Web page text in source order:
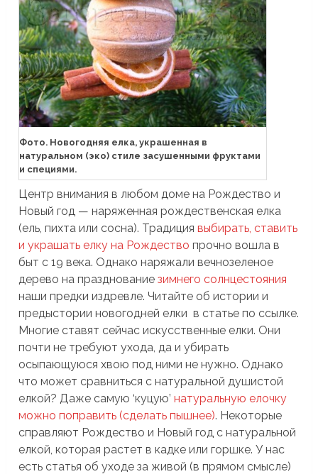
Фото. Новогодняя елка, украшенная в
натуральном (эко) стиле засушенными фруктами
и специями.
Центр внимания в любом доме на Рождество и
Новый год — наряженная рождественская елка
(ель, пихта или сосна). Традициявыбирать, ставить
и украшать елку на Рождество прочно вошла в
быт с 19 века. Однако наряжали вечнозеленое
дерево на празднованиезимнего солнцестояния
наши предки издревле. Читайте об истории и
предыстории новогодней елки в статье по ссылке.
Многие ставят сейчас искусственные елки. Они
почти не требуют ухода, да и убирать
осыпающуюся хвою под ними не нужно. Однако
что может сравниться с натуральной душистой
елкой? Даже самую ‘куцую’натуральную елочку
можно поправить (сделать пышнее). Некоторые
справляют Рождество и Новый год с натуральной
елкой, которая растет в кадке или горшке. У нас
есть статья об уходе за живой (в прямом смысле)